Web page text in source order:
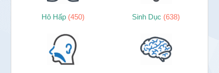
Hô Hấp (450) Sinh Dục (638)